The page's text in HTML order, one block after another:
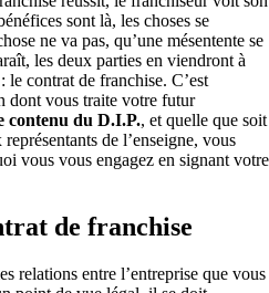
sont là, les choses se
ne va pas, qu’une mésentente se
les deux parties en viendront à
contrat de franchise. C’est
dont vous traite votre futur
contenu du D.I.P., et quelle que soit
de l’enseigne, vous
vous vous engagez en signant votre
de franchise
relations entre l’entreprise que vous